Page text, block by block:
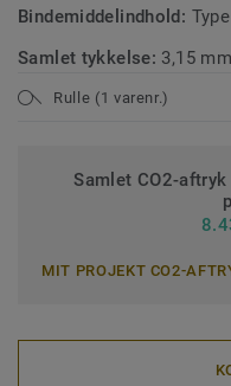
Bindemiddelindhold:
Samlet tykkelse: 3,15 mm
Rulle (1 varenr.)
Samlet CO2-
MIT PROJEKT CO2-